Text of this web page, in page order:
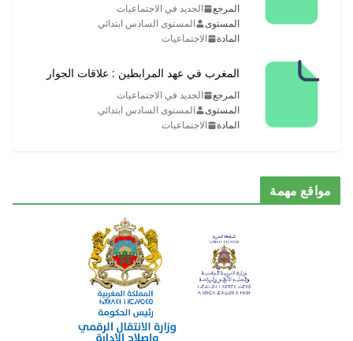
المرجع
الجديد في الاجتماعيات
المستوى
المستوى السادس ابتدائي
المادة
الاجتماعيات
المغرب في عهد المرابطين : علاقات الجوار
المرجع
الجديد في الاجتماعيات
المستوى
المستوى السادس ابتدائي
المادة
الاجتماعيات
مواقع مهمة